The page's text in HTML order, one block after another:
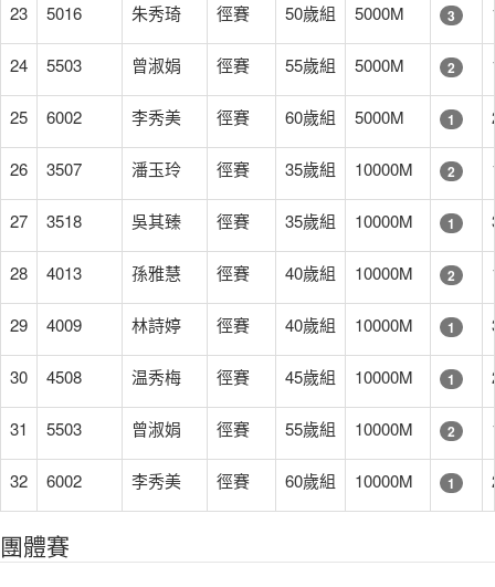
23 5016 朱秀琦 徑賽 50歲組 5000M 3
24 5503 曾淑娟 徑賽 55歲組 5000M 2
25 6002 李秀美 徑賽 60歲組 5000M 1
26 3507 潘玉玲 徑賽 35歲組 10000M 2
27 3518 吳其臻 徑賽 35歲組 10000M 1
28 4013 孫雅慧 徑賽 40歲組 10000M 2
29 4009 林詩婷 徑賽 40歲組 10000M 1
30 4508 温秀梅 徑賽 45歲組 10000M 1
31 5503 曾淑娟 徑賽 55歲組 10000M 2
32 6002 李秀美 徑賽 60歲組 10000M 1
團體賽